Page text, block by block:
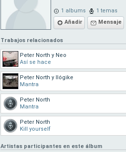
1 albums
1 temas
Añadir
Mensaje
Trabajos relacionados
Peter North y Neo
Así se hace
Peter North y Ilógike
Mantra
Peter North
Mantra
Peter North
Kill yourself
Artistas participantes en este álbum